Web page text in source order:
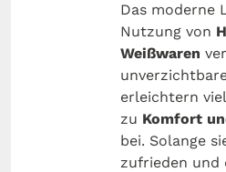
Das moderne
Nutzung von
Weißwaren
erleichtern
zu Komfort
bei. Solange
zufrieden und